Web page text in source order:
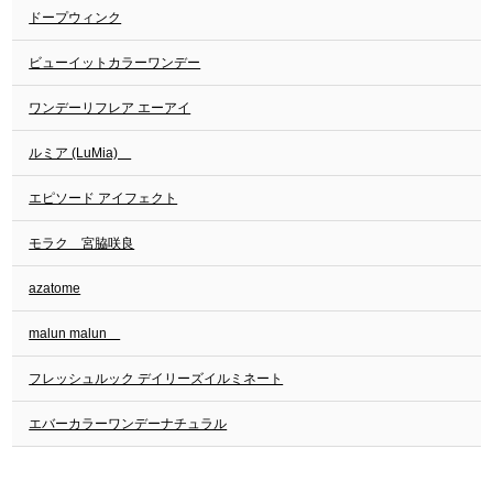
ドープウィンク
ビューイットカラーワンデー
ワンデーリフレア エーアイ
ルミア (LuMia)
エピソード アイフェクト
モラク 宮脇咲良
azatome
malun malun
フレッシュルック デイリーズイルミネート
エバーカラーワンデーナチュラル